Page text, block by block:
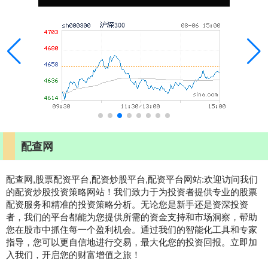
配查网
配查网,股票配资平台,配资炒股平台,配资平台网站:欢迎访问我们
的配资炒股投资策略网站！我们致力于为投资者提供专业的股票
配资服务和精准的投资策略分析。无论您是新手还是资深投资
者，我们的平台都能为您提供所需的资金支持和市场洞察，帮助
您在股市中抓住每一个盈利机会。通过我们的智能化工具和专家
指导，您可以更自信地进行交易，最大化您的投资回报。立即加
入我们，开启您的财富增值之旅！